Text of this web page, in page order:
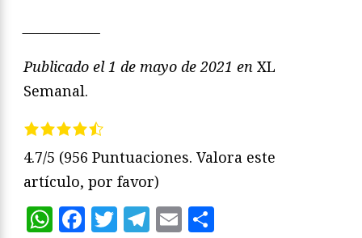
Publicado el 1 de mayo de 2021 en XL
Semanal.
4.7/5 (956 Puntuaciones. Valora este
artículo, por favor)
WhatsApp
Facebook
Twitter
Telegram
Email